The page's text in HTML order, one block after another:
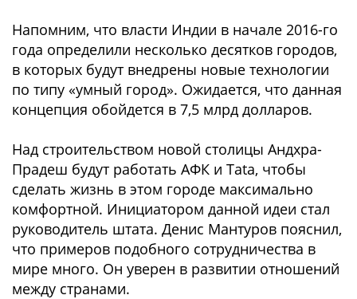
Напомним, что власти Индии в начале 2016-го
года определили несколько десятков городов,
в которых будут внедрены новые технологии
по типу «умный город». Ожидается, что данная
концепция обойдется в 7,5 млрд долларов.
Над строительством новой столицы Андхра-
Прадеш будут работать АФК и Tata, чтобы
сделать жизнь в этом городе максимально
комфортной. Инициатором данной идеи стал
руководитель штата. Денис Мантуров пояснил,
что примеров подобного сотрудничества в
мире много. Он уверен в развитии отношений
между странами.